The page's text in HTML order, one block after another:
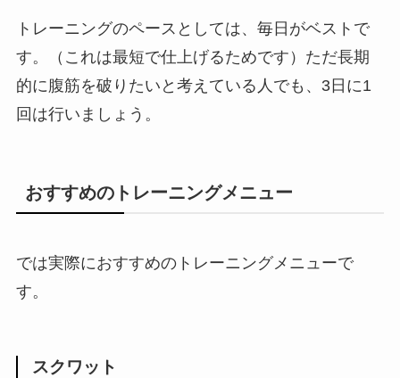
トレーニングのペースとしては、毎日がベストで
す。（これは最短で仕上げるためです）ただ長期
的に腹筋を破りたいと考えている人でも、3日に1
回は行いましょう。
おすすめのトレーニングメニュー
では実際におすすめのトレーニングメニューで
す。
スクワット